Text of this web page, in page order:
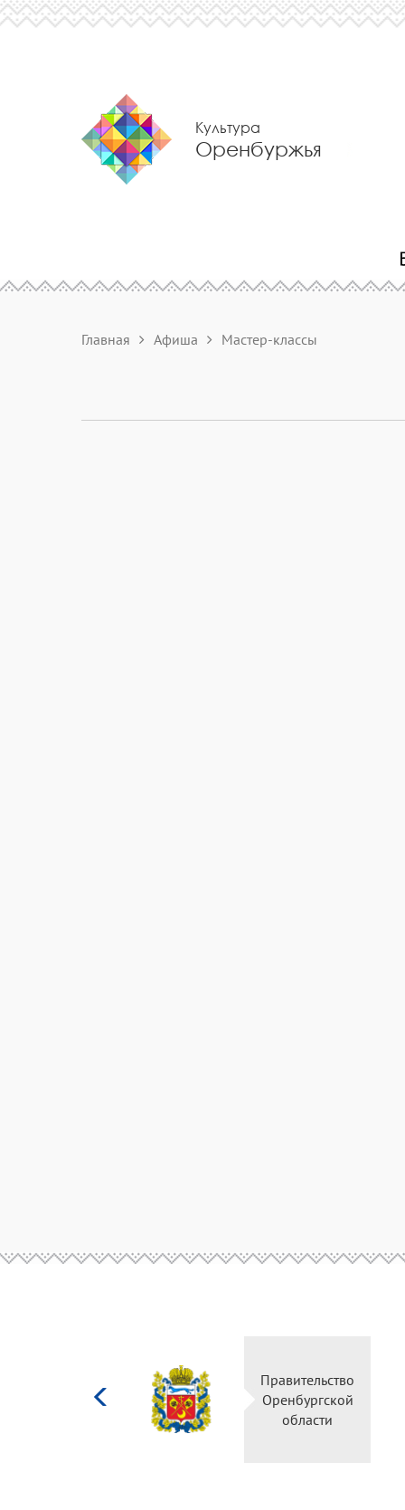
Культура
Оренбуржья
Главная Афиша Мастер-классы
культуры
Российской
Правительство
Оренбургской
области